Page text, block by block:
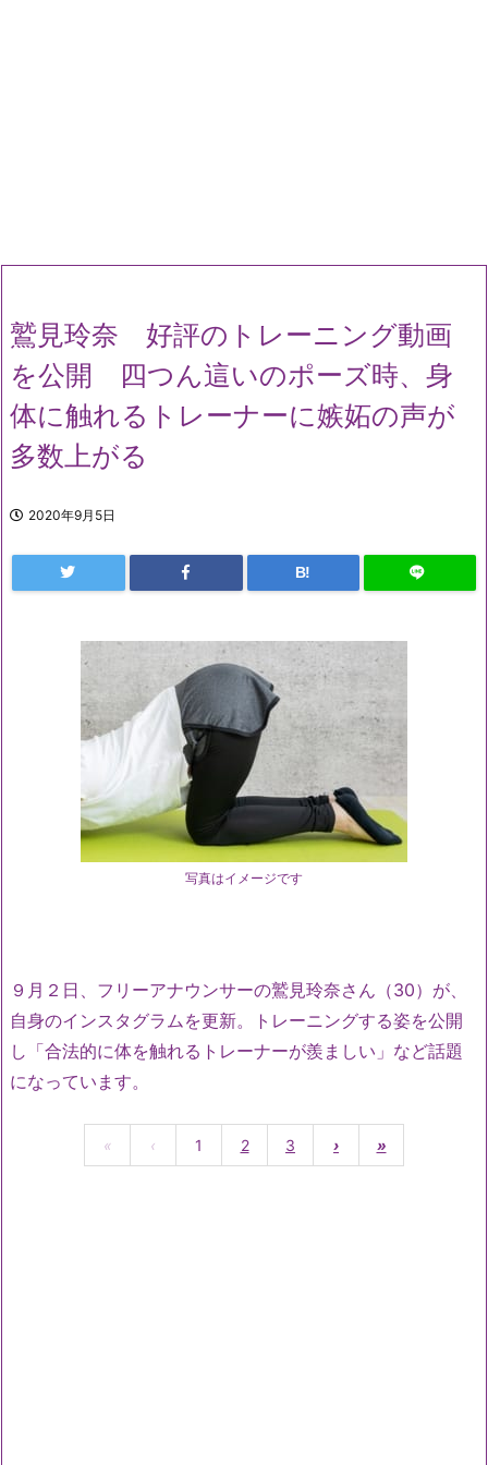
鷲見玲奈 好評のトレーニング動画
を公開 四つん這いのポーズ時、身
体に触れるトレーナーに嫉妬の声が
多数上がる
2020年9月5日
B!
写真はイメージです
９月２日、フリーアナウンサーの鷲見玲奈さん（30）が、
自身のインスタグラムを更新。トレーニングする姿を公開
し「合法的に体を触れるトレーナーが羨ましい」など話題
になっています。
« ‹ 1 2 3 › »